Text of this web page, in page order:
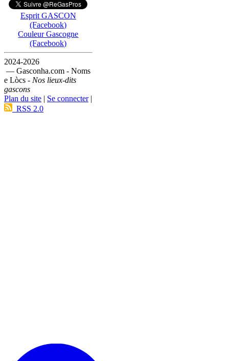
Esprit GASCON
(Facebook)
Couleur Gascogne
(Facebook)
2024-2026
— Gasconha.com - Noms
e Lòcs - Nos lieux-dits
gascons
Plan du site | Se connecter|
RSS 2.0